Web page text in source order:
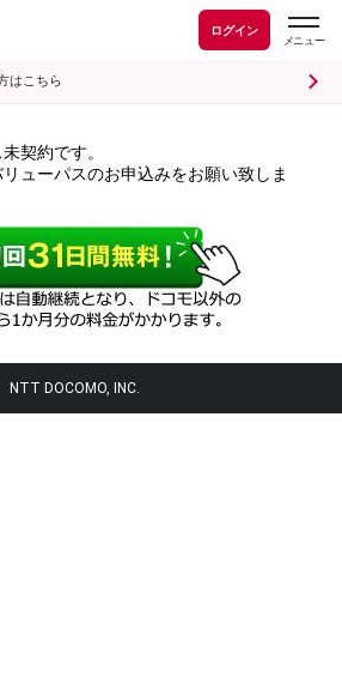
ログイン
はこちら
契約です。
ューパスのお申込みをお願い致しま
NTT DOCOMO, INC.